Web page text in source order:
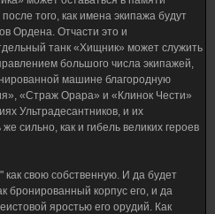
того, как имена экипажа будут
Ордена. Отчасти это и
танк «Хищник» может служить
большого числа экипажей,
машине благородную
«Страж Орара» и «Клинок Чести»
Ультрадесантников, и их
сильно, как и гибель великих героев
свою собственную. И да будет
бронированный корпус его, и да
яростью его орудий. Как